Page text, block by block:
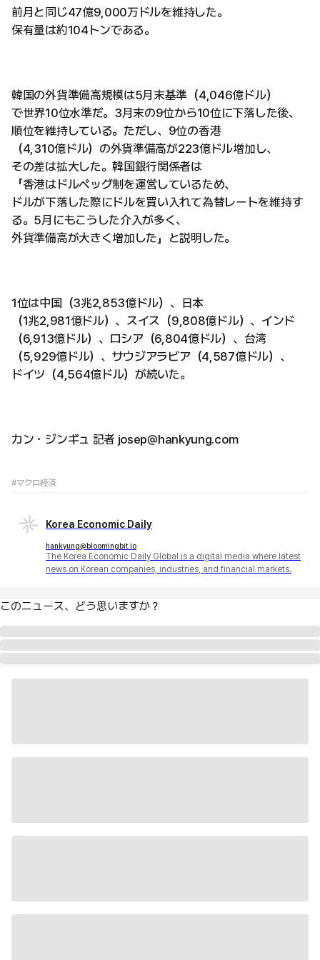
前月と同じ47億9,000万ドルを維持した。
保有量は約104トンである。
韓国の外貨準備高規模は5月末基準（4,046億ドル）
で世界10位水準だ。3月末の9位から10位に下落した後、
順位を維持している。ただし、9位の香港
（4,310億ドル）の外貨準備高が223億ドル増加し、
その差は拡大した。韓国銀行関係者は
「香港はドルペッグ制を運営しているため、
ドルが下落した際にドルを買い入れて為替レートを維持す
る。5月にもこうした介入が多く、
外貨準備高が大きく増加した」と説明した。
1位は中国（3兆2,853億ドル）、日本
（1兆2,981億ドル）、スイス（9,808億ドル）、インド
（6,913億ドル）、ロシア（6,804億ドル）、台湾
（5,929億ドル）、サウジアラビア（4,587億ドル）、
ドイツ（4,564億ドル）が続いた。
カン・ジンギュ 記者 josep@hankyung.com
#マクロ経済
Korea Economic Daily
hankyung@bloomingbit.io
The Korea Economic Daily Global is a digital media where latest
news on Korean companies, industries, and financial markets.
このニュース、どう思いますか？